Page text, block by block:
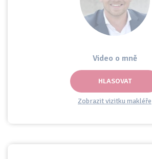
Video o mně
HLASOVAT
Zobrazit vizitku makléře